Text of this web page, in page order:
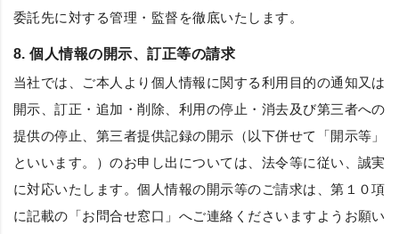
委託先に対する管理・監督を徹底いたします。
8. 個人情報の開示、訂正等の請求
当社では、ご本人より個人情報に関する利用目的の通知又は
開示、訂正・追加・削除、利用の停止・消去及び第三者への
提供の停止、第三者提供記録の開示（以下併せて「開示等」
といいます。）のお申し出については、法令等に従い、誠実
に対応いたします。個人情報の開示等のご請求は、第１０項
に記載の「お問合せ窓口」へご連絡くださいますようお願い